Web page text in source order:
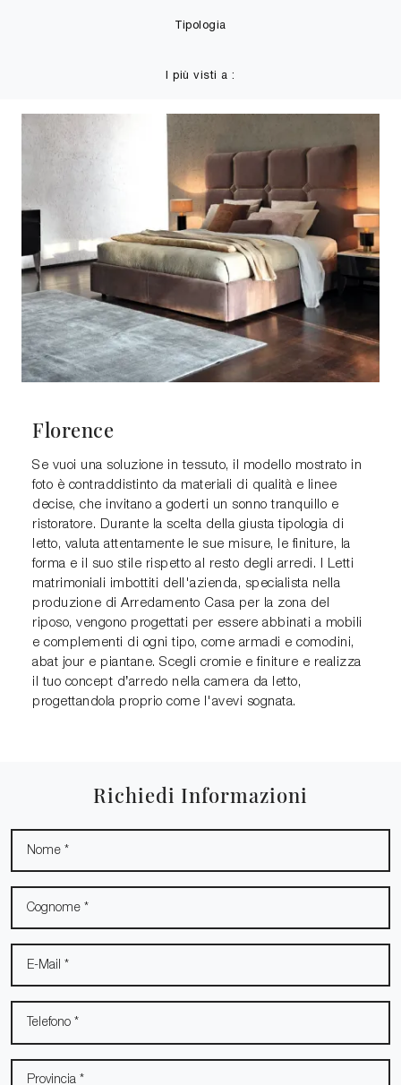
Tipologia
I più visti a :
Florence
Se vuoi una soluzione in tessuto, il modello mostrato in
foto è contraddistinto da materiali di qualità e linee
decise, che invitano a goderti un sonno tranquillo e
ristoratore. Durante la scelta della giusta tipologia di
letto, valuta attentamente le sue misure, le finiture, la
forma e il suo stile rispetto al resto degli arredi. I Letti
matrimoniali imbottiti dell'azienda, specialista nella
produzione di Arredamento Casa per la zona del
riposo, vengono progettati per essere abbinati a mobili
e complementi di ogni tipo, come armadi e comodini,
abat jour e piantane. Scegli cromie e finiture e realizza
il tuo concept d’arredo nella camera da letto,
progettandola proprio come l'avevi sognata.
Richiedi Informazioni